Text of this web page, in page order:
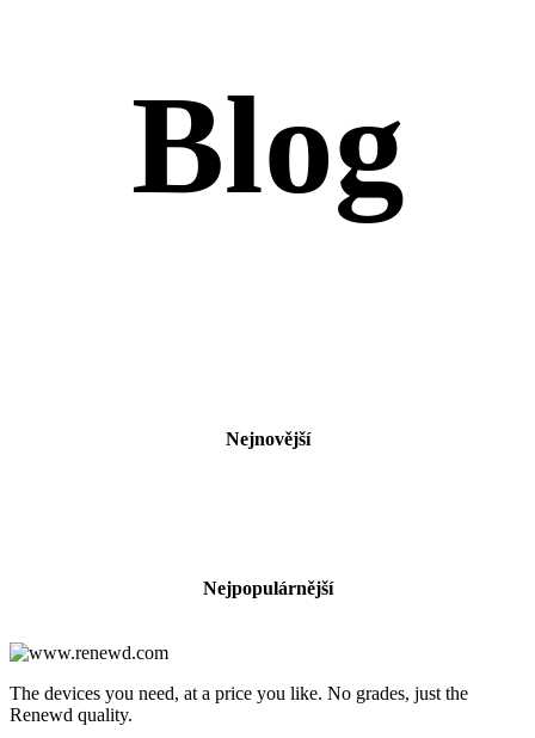
Blog
Nejnovější
Nejpopulárnější
The devices you need, at a price you like. No grades, just the
Renewd quality.